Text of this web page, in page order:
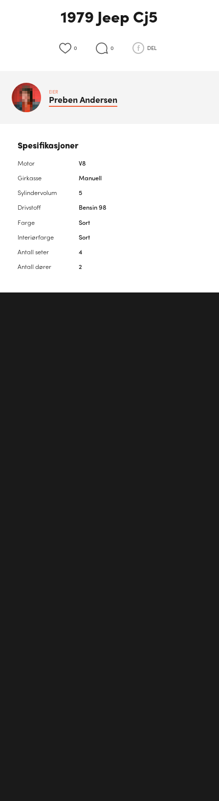
1979 Jeep Cj5
0 0 DEL
EIER
PrebenAndersen
Spesifikasjoner
Motor
V8
Girkasse
Manuell
Sylindervolum
5
Drivstoff
Bensin 98
Farge
Sort
Interiørfarge
Sort
Antall seter
4
Antall dører
2